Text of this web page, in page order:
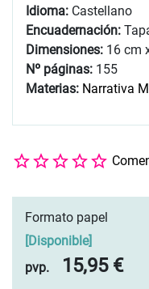
Idioma: Castellano
Encuadernación:
Dimensiones: 16 cm
Nº páginas: 155
Materias: Narrativa
Formato papel
Disponible]
pvp.
15,95 €